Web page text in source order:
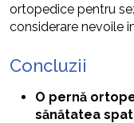
ortopedice pentru
considerare nevoile
Concluzii
O pernă
sănătatea